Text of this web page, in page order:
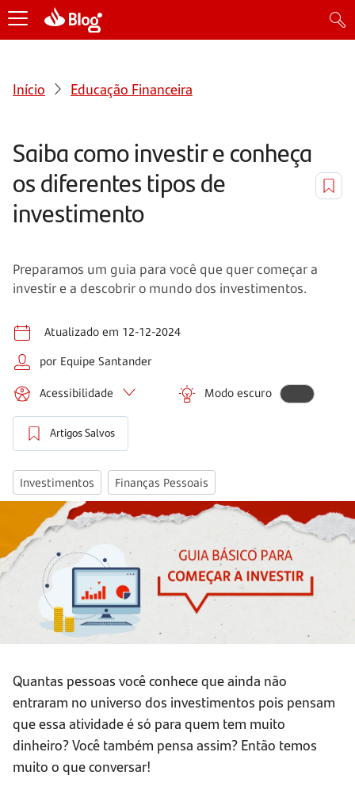
Início Educação Financeira
Saiba como investir e conheça
os diferentes tipos de
investimento
Preparamos um guia para você que quer começar a
investir e a descobrir o mundo dos investimentos.
Atualizado em 12-12-2024
por Equipe Santander
Acessibilidade Modo escuro
Artigos Salvos
Investimentos Finanças Pessoais
Quantas pessoas você conhece que ainda não
entraram no universo dos investimentos pois pensam
que essa atividade é só para quem tem muito
dinheiro? Você também pensa assim? Então temos
muito o que conversar!